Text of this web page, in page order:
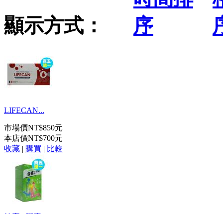
顯示方式：
LIFECAN...
市場價NT$850元
本店價NT$700元
收藏 | 購買 | 比較